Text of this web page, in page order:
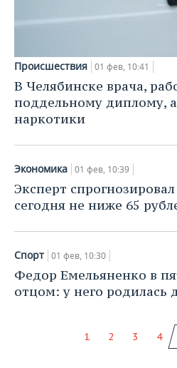
Происшествия 01 фев, 10:41
В Челябинске врача,
поддельному диплому,
наркотики
Экономика 01 фев, 10:39
Эксперт
сегодня не ниже 65
Спорт 01 фев, 10:30
Федор Емельяненко в
отцом: у него родилась
1 2 3 4